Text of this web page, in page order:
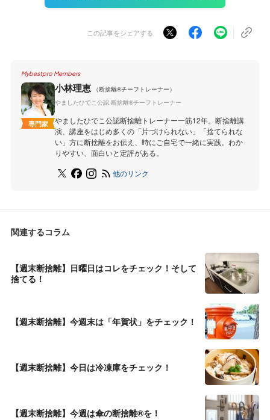
この記事をシェアする
Mybestpro Members
専門家
小林理恵
（断捨離®チーフトレーナー）
やましたひでこ公認 断捨離®チーフトレーナー
やましたひでこ公認断捨離トレーナー一筋12年。断捨離講
演、講座をはじめ多くの「片づけられない」「捨てられな
い」方に断捨離をお伝え、時にご自宅で一緒に実践。わか
りやすい、面白いと定評がある。
他のリンク
関連するコラム
【週末断捨離】日曜日はコレをチェック！そして
捨てる！
【週末断捨離】今週末は「年賀状」をチェック！
【週末断捨離】今日は冷凍庫をチェック！
【週末断捨離】今週は傘の断捨離®を！